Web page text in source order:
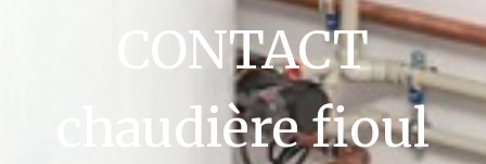
CONTACT
chaudière fioul